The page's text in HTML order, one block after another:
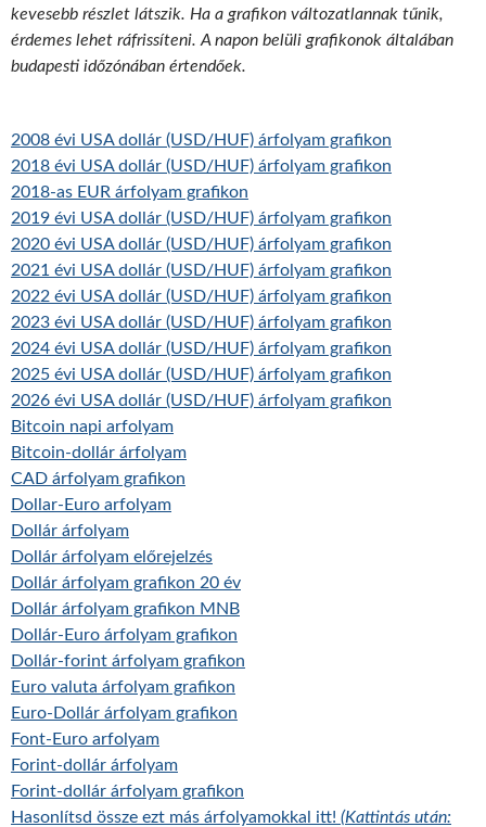
kevesebb részlet látszik. Ha a grafikon változatlannak tűnik,
érdemes lehet ráfrissíteni. A napon belüli grafikonok általában
budapesti időzónában értendőek.
2008 évi USA dollár (USD/HUF) árfolyam grafikon
2018 évi USA dollár (USD/HUF) árfolyam grafikon
2018-as EUR árfolyam grafikon
2019 évi USA dollár (USD/HUF) árfolyam grafikon
2020 évi USA dollár (USD/HUF) árfolyam grafikon
2021 évi USA dollár (USD/HUF) árfolyam grafikon
2022 évi USA dollár (USD/HUF) árfolyam grafikon
2023 évi USA dollár (USD/HUF) árfolyam grafikon
2024 évi USA dollár (USD/HUF) árfolyam grafikon
2025 évi USA dollár (USD/HUF) árfolyam grafikon
2026 évi USA dollár (USD/HUF) árfolyam grafikon
Bitcoin napi arfolyam
Bitcoin-dollár árfolyam
CAD árfolyam grafikon
Dollar-Euro arfolyam
Dollár árfolyam
Dollár árfolyam előrejelzés
Dollár árfolyam grafikon 20 év
Dollár árfolyam grafikon MNB
Dollár-Euro árfolyam grafikon
Dollár-forint árfolyam grafikon
Euro valuta árfolyam grafikon
Euro-Dollár árfolyam grafikon
Font-Euro arfolyam
Forint-dollár árfolyam
Forint-dollár árfolyam grafikon
Hasonlítsd össze ezt más árfolyamokkal itt! (Kattintás után: